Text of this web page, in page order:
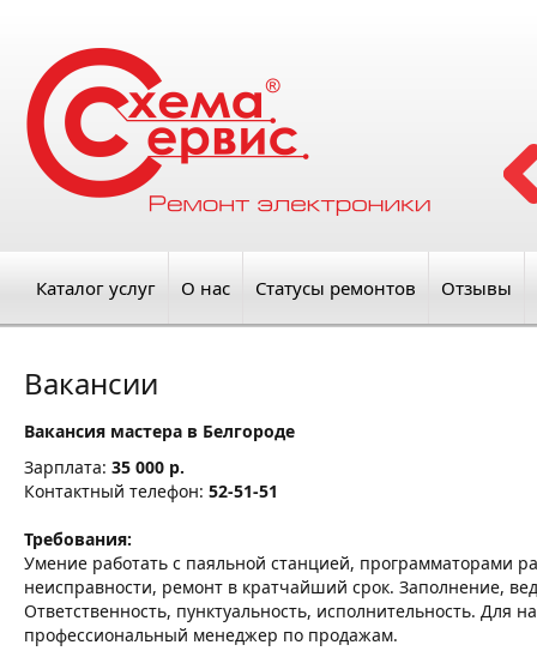
Каталог услуг О нас Статусы ремонтов Отзывы
Вакансии
Вакансия мастера в Белгороде
Зарплата: 35 000 р.
Контактный телефон: 52-51-51
Требования:
Умение работать с паяльной станцией, программаторами
неисправности, ремонт в кратчайший срок. Заполнение,
Ответственность, пунктуальность, исполнительность.
профессиональный менеджер по продажам.